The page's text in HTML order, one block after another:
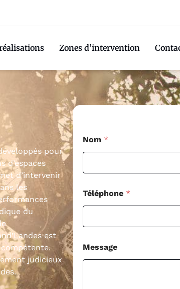
Zones d’intervention
pour
d’espaces
d’intervenir
les
du
est
judicieux
Nom *
Téléphone *
Message